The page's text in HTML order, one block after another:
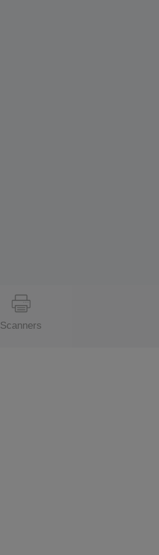
Scanners